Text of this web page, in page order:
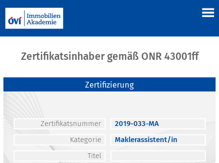
Zertifikatsinhaber gemäß ONR 43001ff
Zertifizierung
Zertifikatsnummer
2019-033-MA
Kategorie
Maklerassistent/in
Titel